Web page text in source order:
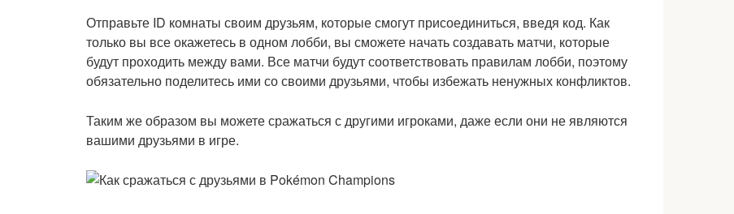
Отправьте ID комнаты своим друзьям, которые смогут присоединиться, введя код. Как
только вы все окажетесь в одном лобби, вы сможете начать создавать матчи, которые
будут проходить между вами. Все матчи будут соответствовать правилам лобби, поэтому
обязательно поделитесь ими со своими друзьями, чтобы избежать ненужных конфликтов.
Таким же образом вы можете сражаться с другими игроками, даже если они не являются
вашими друзьями в игре.